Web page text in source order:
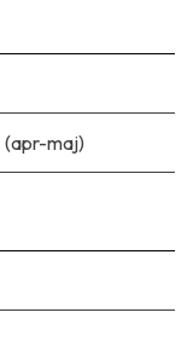
(apr-maj)